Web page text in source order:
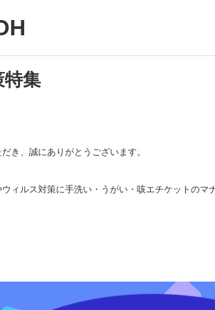
特集
き、誠にありがとうございます。
ィルス対策に手洗い・うがい・咳エチケットのマ